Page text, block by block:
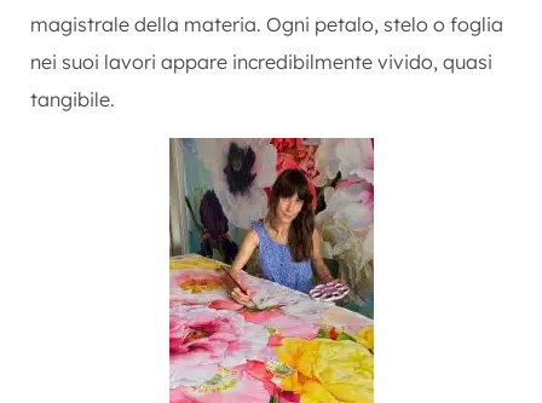
magistrale della materia. Ogni petalo, stelo o foglia
nei suoi lavori appare incredibilmente vivido, quasi
tangibile.